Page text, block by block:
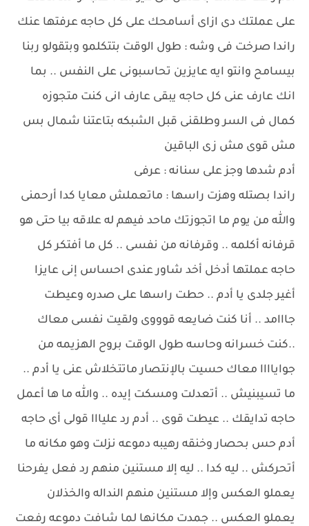
على عملتك دى ازاى أسامحك على كل حاجه عرفتها عنك
راندا صرخت فى وشه : طول الوقت بتتكلمو وبتقولو ربنا
بيسامح وانتو ايه عايزين تحاسبونى على النفس .. بما
انك عارف عنى كل حاجه يبقى عارف انى كنت متجوزه
كمال فى السر وطلقنى قبل الشبكه بتاعتنا شمال بس
مش قوى مش زى الباقين
أدم شدها وجز على سنانه : عرفى
راندا بصتله وهزت راسها : ماتعملش معايا كدا أرحمنى
والله من يوم ما اتجوزتك ماحد فيهم له علاقه بيا حتى هو
قرفانه أكلمه .. وقرفانه من نفسى .. كل ما أفتكر كل
حاجه عملتها أدخل أخد شاور عندى احساس إنى عايزا
أغير جلدى يا أدم .. حطت راسها على صدره وعيطت
جااامد .. أنا كنت ضايعه قوووى ولقيت نفسى معاك
..كنت خسرانه وحاسه طول الوقت بروح الهزيمه من
جواياااا معاك حسيت بالإنتصار ماتتخلاش عنى يا أدم ..
ما تسيبنيش .. أتعدلت ومسكت إيده .. والله ما ها أعمل
حاجه تدايقك .. عيطت قوى .. أدم رد عليااا قولى أى حاجه
أدم حس بحصار وخنقه رهيبه دموعه نزلت وهو مكانه ما
أتحركش .. ليه كدا .. ليه إلا مستنين منهم رد فعل يفرحنا
يعملو العكس وإلا مستنين منهم النداله والخذلان
يعملو العكس .. جمدت مكانها لما شافت دموعه رفعت